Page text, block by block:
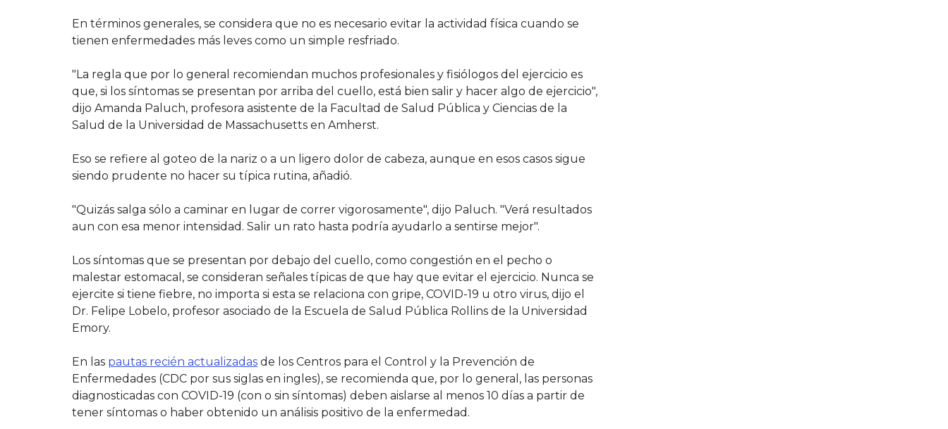
En términos generales, se considera que no es necesario evitar la actividad física cuando se
tienen enfermedades más leves como un simple resfriado.
"La regla que por lo general recomiendan muchos profesionales y fisiólogos del ejercicio es
que, si los síntomas se presentan por arriba del cuello, está bien salir y hacer algo de ejercicio",
dijo Amanda Paluch, profesora asistente de la Facultad de Salud Pública y Ciencias de la
Salud de la Universidad de Massachusetts en Amherst.
Eso se refiere al goteo de la nariz o a un ligero dolor de cabeza, aunque en esos casos sigue
siendo prudente no hacer su típica rutina, añadió.
"Quizás salga sólo a caminar en lugar de correr vigorosamente", dijo Paluch. "Verá resultados
aun con esa menor intensidad. Salir un rato hasta podría ayudarlo a sentirse mejor".
Los síntomas que se presentan por debajo del cuello, como congestión en el pecho o
malestar estomacal, se consideran señales típicas de que hay que evitar el ejercicio. Nunca se
ejercite si tiene fiebre, no importa si esta se relaciona con gripe, COVID-19 u otro virus, dijo el
Dr. Felipe Lobelo, profesor asociado de la Escuela de Salud Pública Rollins de la Universidad
Emory.
En las pautas recién actualizadas de los Centros para el Control y la Prevención de
Enfermedades (CDC por sus siglas en ingles), se recomienda que, por lo general, las personas
diagnosticadas con COVID-19 (con o sin síntomas) deben aislarse al menos 10 días a partir de
tener síntomas o haber obtenido un análisis positivo de la enfermedad.